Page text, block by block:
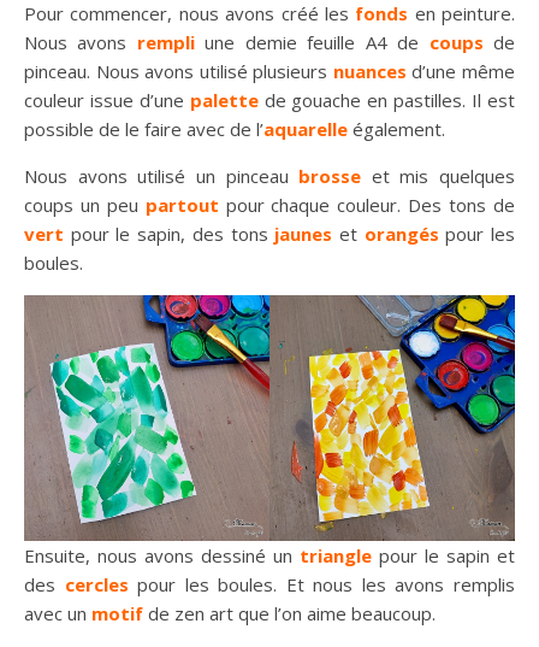
Pour commencer, nous avons créé les fonds en peinture.
Nous avons rempli une demie feuille A4 de coups de
pinceau. Nous avons utilisé plusieurs nuances d’une même
couleur issue d’une palette de gouache en pastilles. Il est
possible de le faire avec de l’aquarelle également.
Nous avons utilisé un pinceau brosse et mis quelques
coups un peu partout pour chaque couleur. Des tons de
vert pour le sapin, des tons jaunes et orangés pour les
boules.
Ensuite, nous avons dessiné un triangle pour le sapin et
des cercles pour les boules. Et nous les avons remplis
avec un motif de zen art que l’on aime beaucoup.